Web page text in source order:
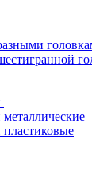
металлические
пластиковые